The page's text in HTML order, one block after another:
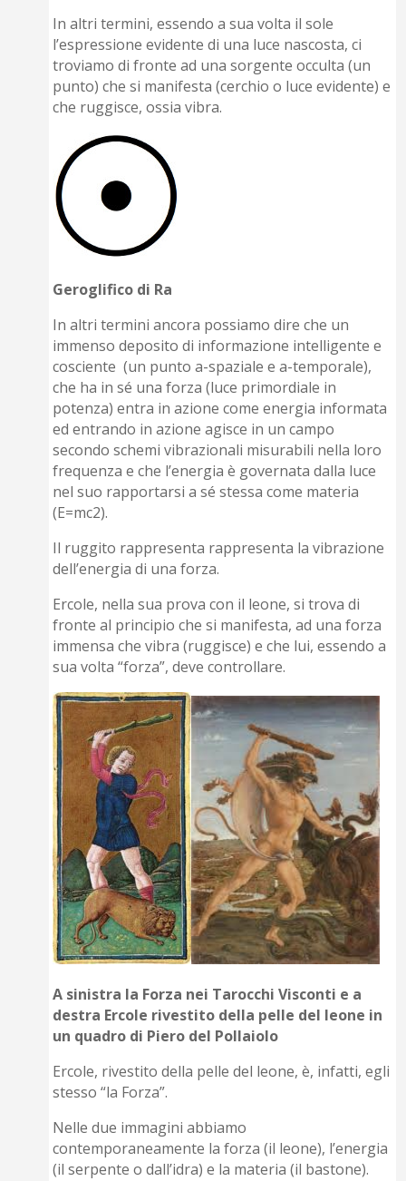
In altri termini, essendo a sua volta il sole
l’espressione evidente di una luce nascosta, ci
troviamo di fronte ad una sorgente occulta (un
punto) che si manifesta (cerchio o luce evidente) e
che ruggisce, ossia vibra.
Geroglifico di Ra
In altri termini ancora possiamo dire che un
immenso deposito di informazione intelligente e
cosciente (un punto a-spaziale e a-temporale),
che ha in sé una forza (luce primordiale in
potenza) entra in azione come energia informata
ed entrando in azione agisce in un campo
secondo schemi vibrazionali misurabili nella loro
frequenza e che l’energia è governata dalla luce
nel suo rapportarsi a sé stessa come materia
(E=mc2).
Il ruggito rappresenta rappresenta la vibrazione
dell’energia di una forza.
Ercole, nella sua prova con il leone, si trova di
fronte al principio che si manifesta, ad una forza
immensa che vibra (ruggisce) e che lui, essendo a
sua volta “forza”, deve controllare.
A sinistra la Forza nei Tarocchi Visconti e a
destra Ercole rivestito della pelle del leone in
un quadro di Piero del Pollaiolo
Ercole, rivestito della pelle del leone, è, infatti, egli
stesso “la Forza”.
Nelle due immagini abbiamo
contemporaneamente la forza (il leone), l’energia
(il serpente o dall’idra) e la materia (il bastone).